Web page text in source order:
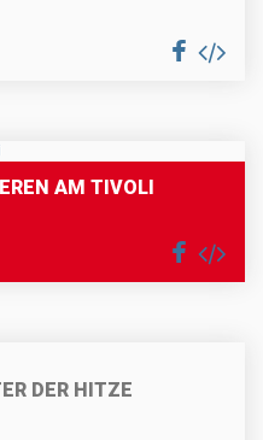
AM TIVOLI
DER HITZE